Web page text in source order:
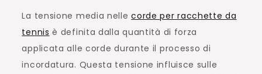
La tensione media nellecorde per racchette da
tennis è definita dalla quantità di forza
applicata alle corde durante il processo di
incordatura. Questa tensione influisce sulle